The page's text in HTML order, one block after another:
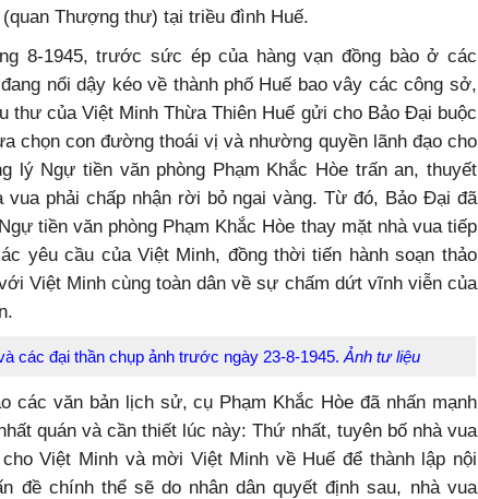
Thượng thư) tại triều đình Huế.
8-1945, trước sức ép của hàng vạn đồng bào ở các
nổi dậy kéo về thành phố Huế bao vây các công sở,
thư của Việt Minh Thừa Thiên Huế gửi cho Bảo Đại buộc
chọn con đường thoái vị và nhường quyền lãnh đạo cho
lý Ngự tiền văn phòng Phạm Khắc Hòe trấn an, thuyết
vua phải chấp nhận rời bỏ ngai vàng. Từ đó, Bảo Đại đã
tiền văn phòng Phạm Khắc Hòe thay mặt nhà vua tiếp
yêu cầu của Việt Minh, đồng thời tiến hành soạn thảo
Việt Minh cùng toàn dân về sự chấm dứt vĩnh viễn của
Nguyễn.
các đại thần chụp ảnh trước ngày 23-8-1945.Ảnh tư liệu
các văn bản lịch sử, cụ Phạm Khắc Hòe đã nhấn mạnh
quán và cần thiết lúc này: Thứ nhất, tuyên bố nhà vua
Việt Minh và mời Việt Minh về Huế để thành lập nội
đề chính thể sẽ do nhân dân quyết định sau, nhà vua